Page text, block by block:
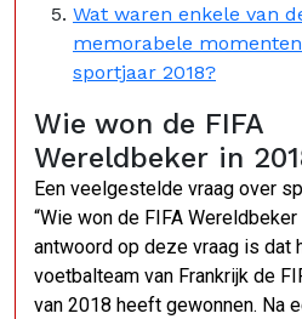
Wat waren enkele van
memorabele
sportjaar 2018?
Wie won de FIFA
Wereldbeker in
Een veelgestelde vraag over
“Wie won de FIFA
antwoord op deze vraag is dat
voetbalteam van Frankrijk de
van 2018 heeft gewonnen. Na